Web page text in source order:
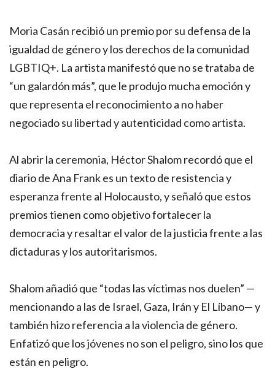
Moria Casán recibió un premio por su defensa de la
igualdad de género y los derechos de la comunidad
LGBTIQ+. La artista manifestó que no se trataba de
“un galardón más”, que le produjo mucha emoción y
que representa el reconocimiento a no haber
negociado su libertad y autenticidad como artista.
Al abrir la ceremonia, Héctor Shalom recordó que el
diario de Ana Frank es un texto de resistencia y
esperanza frente al Holocausto, y señaló que estos
premios tienen como objetivo fortalecer la
democracia y resaltar el valor de la justicia frente a las
dictaduras y los autoritarismos.
Shalom añadió que “todas las víctimas nos duelen” —
mencionando a las de Israel, Gaza, Irán y El Líbano— y
también hizo referencia a la violencia de género.
Enfatizó que los jóvenes no son el peligro, sino los que
están en peligro.